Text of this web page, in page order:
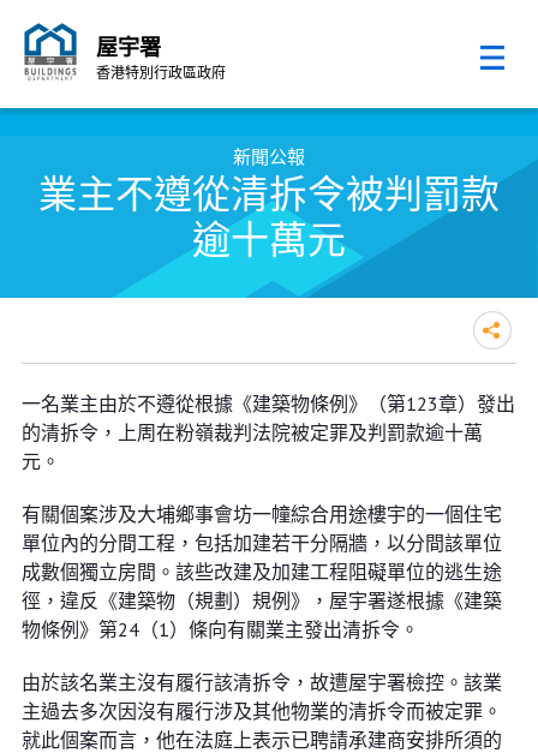
屋宇署
香港特別行政區政府
新聞公報
業主不遵從清拆令被判罰款
逾十萬元
業主不遵從清拆令被判罰款逾十萬
元
一名業主由於不遵從根據《建築物條例》（第123章）發出
的清拆令，上周在粉嶺裁判法院被定罪及判罰款逾十萬
元。
有關個案涉及大埔鄉事會坊一幢綜合用途樓宇的一個住宅
單位內的分間工程，包括加建若干分隔牆，以分間該單位
成數個獨立房間。該些改建及加建工程阻礙單位的逃生途
徑，違反《建築物（規劃）規例》，屋宇署遂根據《建築
物條例》第24（1）條向有關業主發出清拆令。
由於該名業主沒有履行該清拆令，故遭屋宇署檢控。該業
主過去多次因沒有履行涉及其他物業的清拆令而被定罪。
就此個案而言，他在法庭上表示已聘請承建商安排所須的